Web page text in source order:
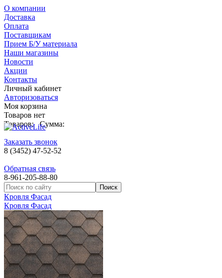
О компании
Доставка
Оплата
Поставщикам
Прием Б/У материала
Наши магазины
Новости
Акции
Контакты
Личный кабинет
Авторизоваться
Моя корзина
Товаров нет
Товаров: Сумма:
Заказать звонок
8 (3452) 47-52-52
Обратная связь
8-961-205-88-80
Кровля Фасад
Кровля Фасад